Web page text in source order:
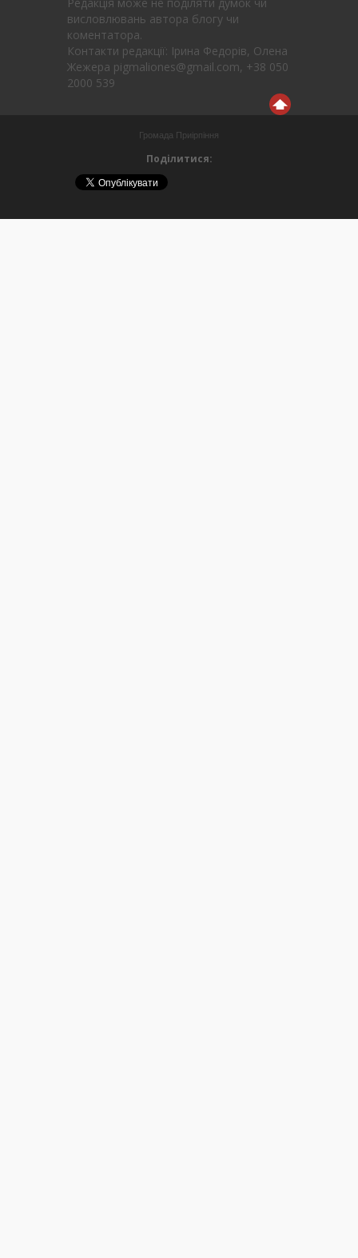
висловлювань автора блогу чи
коментатора.
Контакти редакції: Ірина Федорів, Олена
Жежера pigmaliones@gmail.com, +38 050
2000 539
Громада Приірпіння
Поділитися: